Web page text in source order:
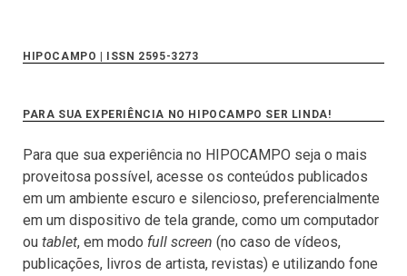
HIPOCAMPO | ISSN 2595-3273
PARA SUA EXPERIÊNCIA NO HIPOCAMPO SER LINDA!
Para que sua experiência no HIPOCAMPO seja o mais
proveitosa possível, acesse os conteúdos publicados
em um ambiente escuro e silencioso, preferencialmente
em um dispositivo de tela grande, como um computador
ou tablet, em modo full screen (no caso de vídeos,
publicações, livros de artista, revistas) e utilizando fone